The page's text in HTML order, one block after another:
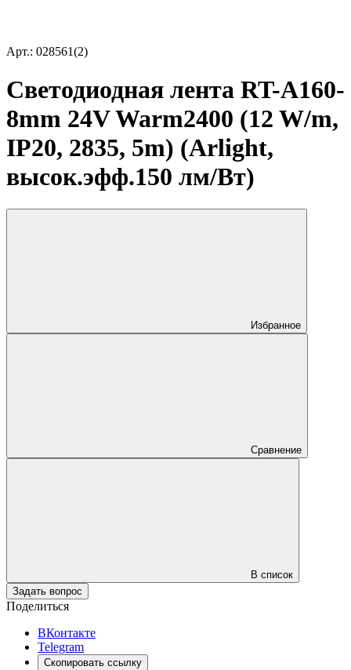
Арт.: 028561(2)
Светодиодная лента RT-A160-
8mm 24V Warm2400 (12 W/m,
IP20, 2835, 5m) (Arlight,
высок.эфф.150 лм/Вт)
Избранное
Сравнение
В список
Задать вопрос
Поделиться
ВКонтакте
Telegram
Скопировать ссылку